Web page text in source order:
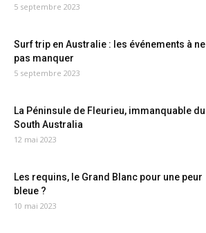
5 septembre 2023
Surf trip en Australie : les événements à ne
pas manquer
5 septembre 2023
La Péninsule de Fleurieu, immanquable du
South Australia
12 mai 2023
Les requins, le Grand Blanc pour une peur
bleue ?
10 mai 2023